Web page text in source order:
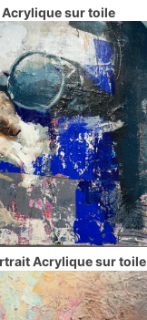
sur toile
Acrylique sur toile